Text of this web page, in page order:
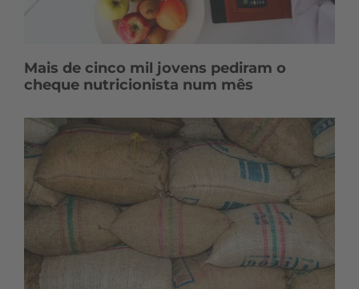
Mais de cinco mil jovens pediram o
cheque nutricionista num mês